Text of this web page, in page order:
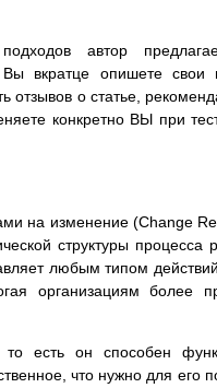
автор
вкратце опишете свои
отзывов о статье,
конкретно ВЫ при
на изменение (Change
структуры процесса
любым типом
организациям более
есть он способен
что нужно для